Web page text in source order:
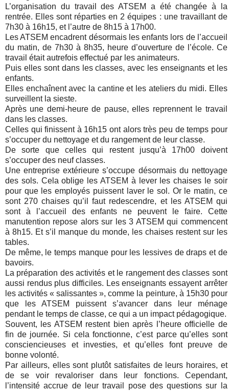
L’organisation du travail des ATSEM a été changée à la
rentrée. Elles sont réparties en 2 équipes : une travaillant de
7h30 à 16h15, et l’autre de 8h15 à 17h00.
Les ATSEM encadrent désormais les enfants lors de l’accueil
du matin, de 7h30 à 8h35, heure d’ouverture de l’école. Ce
travail était autrefois effectué par les animateurs.
Puis elles sont dans les classes, avec les enseignants et les
enfants.
Elles enchaînent avec la cantine et les ateliers du midi. Elles
surveillent la sieste.
Après une demi-heure de pause, elles reprennent le travail
dans les classes.
Celles qui finissent à 16h15 ont alors très peu de temps pour
s’occuper du nettoyage et du rangement de leur classe.
De sorte que celles qui restent jusqu’à 17h00 doivent
s’occuper des neuf classes.
Une entreprise extérieure s’occupe désormais du nettoyage
des sols. Cela oblige les ATSEM à lever les chaises le soir
pour que les employés puissent laver le sol. Or le matin, ce
sont 270 chaises qu’il faut redescendre, et les ATSEM qui
sont à l’accueil des enfants ne peuvent le faire. Cette
manutention repose alors sur les 3 ATSEM qui commencent
à 8h15. Et s’il manque du monde, les chaises restent sur les
tables.
De même, le temps manque pour les lessives de draps et de
bavoirs.
La préparation des activités et le rangement des classes sont
aussi rendus plus difficiles. Les enseignants essayent arrêter
les activités « salissantes », comme la peinture, à 15h30 pour
que les ATSEM puissent s’avancer dans leur ménage
pendant le temps de classe, ce qui a un impact pédagogique.
Souvent, les ATSEM restent bien après l’heure officielle de
fin de journée. Si cela fonctionne, c’est parce qu’elles sont
consciencieuses et investies, et qu’elles font preuve de
bonne volonté.
Par ailleurs, elles sont plutôt satisfaites de leurs horaires, et
de se voir revaloriser dans leur fonctions. Cependant,
l’intensité accrue de leur travail pose des questions sur la